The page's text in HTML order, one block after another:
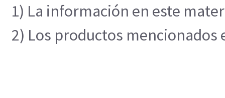
1) La información en este
2) Los productos